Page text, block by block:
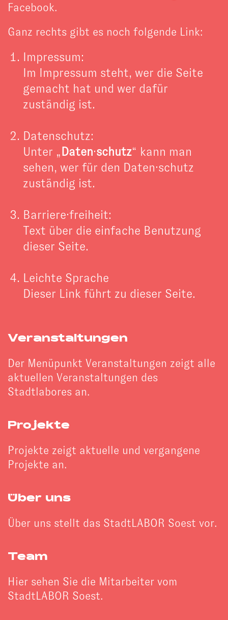
Facebook.
Ganz rechts gibt es noch folgende Link:
Impressum:
Im Impressum steht, wer die Seite
gemacht hat und wer dafür
zuständig ist.
Datenschutz:
Unter „ Daten·schutz“ kann man
sehen, wer für den Daten·schutz
zuständig ist.
Barriere·freiheit:
Text über die einfache Benutzung
dieser Seite.
Leichte Sprache
Dieser Link führt zu dieser Seite.
Veranstaltungen
Der Menüpunkt Veranstaltungen zeigt alle
aktuellen Veranstaltungen des
Stadtlabores an.
Projekte
Projekte zeigt aktuelle und vergangene
Projekte an.
Über uns
Über uns stellt das StadtLABOR Soest vor.
Team
Hier sehen Sie die Mitarbeiter vom
StadtLABOR Soest.